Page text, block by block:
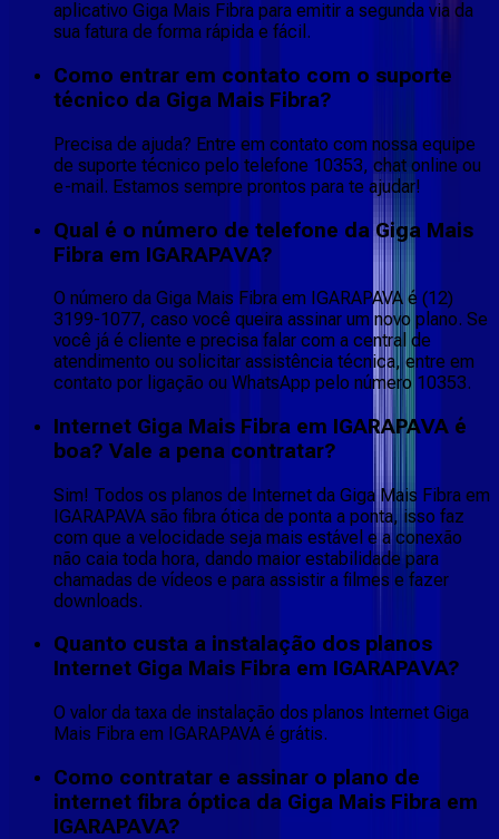
aplicativo Giga Mais Fibra para emitir a segunda via da
sua fatura de forma rápida e fácil.
Como entrar em contato com o suporte
técnico da Giga Mais Fibra?
Precisa de ajuda? Entre em contato com nossa equipe
de suporte técnico pelo telefone 10353, chat online ou
e-mail. Estamos sempre prontos para te ajudar!
Qual é o número de telefone da Giga Mais
Fibra em IGARAPAVA?
O número da Giga Mais Fibra em IGARAPAVA é (12)
3199-1077, caso você queira assinar um novo plano. Se
você já é cliente e precisa falar com a central de
atendimento ou solicitar assistência técnica, entre em
contato por ligação ou WhatsApp pelo número 10353.
Internet Giga Mais Fibra em IGARAPAVA é
boa? Vale a pena contratar?
Sim! Todos os planos de Internet da Giga Mais Fibra em
IGARAPAVA são fibra ótica de ponta a ponta, isso faz
com que a velocidade seja mais estável e a conexão
não caia toda hora, dando maior estabilidade para
chamadas de vídeos e para assistir a filmes e fazer
downloads.
Quanto custa a instalação dos planos
Internet Giga Mais Fibra em IGARAPAVA?
O valor da taxa de instalação dos planos Internet Giga
Mais Fibra em IGARAPAVA é grátis.
Como contratar e assinar o plano de
internet fibra óptica da Giga Mais Fibra em
IGARAPAVA?